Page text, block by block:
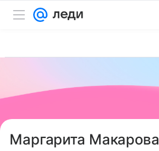
Маргарита Макарова